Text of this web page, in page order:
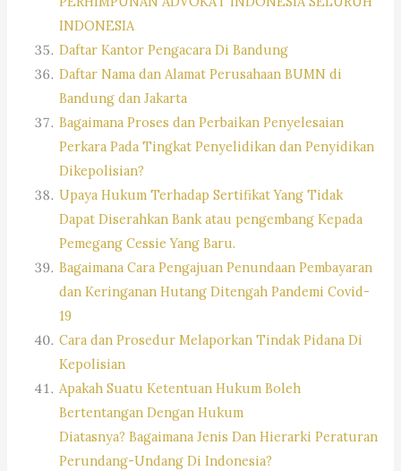
INDONESIA
Daftar Kantor Pengacara Di Bandung
Daftar Nama dan Alamat Perusahaan BUMN di
Bandung dan Jakarta
Bagaimana Proses dan Perbaikan Penyelesaian
Perkara Pada Tingkat Penyelidikan dan Penyidikan
Dikepolisian?
Upaya Hukum Terhadap Sertifikat Yang Tidak
Dapat Diserahkan Bank atau pengembang Kepada
Pemegang Cessie Yang Baru.
Bagaimana Cara Pengajuan Penundaan Pembayaran
dan Keringanan Hutang Ditengah Pandemi Covid-
19
Cara dan Prosedur Melaporkan Tindak Pidana Di
Kepolisian
Apakah Suatu Ketentuan Hukum Boleh
Bertentangan Dengan Hukum
Diatasnya? Bagaimana Jenis Dan Hierarki Peraturan
Perundang-Undang Di Indonesia?